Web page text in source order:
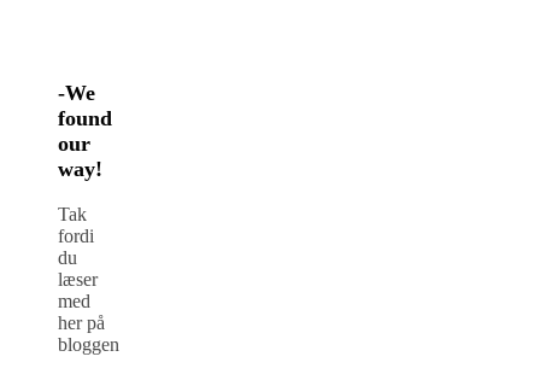
-We
found
our
way!
Tak
fordi
du
læser
med
her på
bloggen